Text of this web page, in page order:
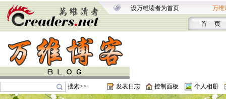
设万维读者为首页 万维
首 页
搜索>> 发表日志 控制面板 个人相册